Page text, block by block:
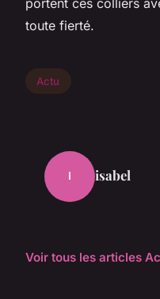
portent ces colliers
toute fierté.
Actu
I isabel
Voir tous les articles